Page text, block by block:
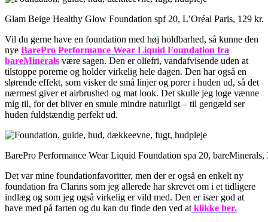
Glam Beige Healthy Glow Foundation spf 20, L’Oréal Paris, 129 kr.
Vil du gerne have en foundation med høj holdbarhed, så kunne den
nye BarePro Performance Wear Liquid Foundation fra
bareMinerals være sagen. Den er oliefri, vandafvisende uden at
tilstoppe porerne og holder virkelig hele dagen. Den har også en
slørende effekt, som visker de små linjer og porer i huden ud, så det
nærmest giver et airbrushed og mat look. Det skulle jeg loge vænne
mig til, for det bliver en smule mindre naturligt – til gengæld ser
huden fuldstændig perfekt ud.
BarePro Performance Wear Liquid Foundation spa 20, bareMinerals,
Det var mine foundationfavoritter, men der er også en enkelt ny
foundation fra Clarins som jeg allerede har skrevet om i et tidligere
indlæg og som jeg også virkelig er vild med. Den er især god at
have med på farten og du kan du finde den ved at klikke her.